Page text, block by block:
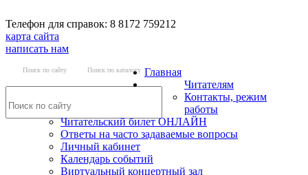
Телефон для справок: 8 8172 759212
карта сайта
написать нам
Поиск по сайту Поиск по каталогу Главная
Читателям
Контакты, режим
работы
Читательский билет ОНЛАЙН
Ответы на часто задаваемые вопросы
Личный кабинет
Календарь событий
Виртуальный концертный зал